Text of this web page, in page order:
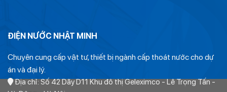
ĐIỆN NƯỚC NHẬT MINH
Chuyên cung cấp vật tư, thiết bị ngành cấp thoát nước cho dự
án và đại lý.
Địa chỉ: Số 42 Dãy D11 Khu đô thị Geleximco - Lê Trọng Tấn -